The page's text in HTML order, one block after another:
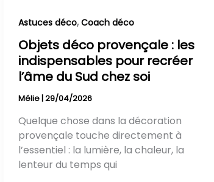
Astuces déco,Coach déco
Objets déco provençale : les
indispensables pour recréer
l’âme du Sud chez soi
Mélie 29/04/2026
Quelque chose dans la décoration
provençale touche directement à
l’essentiel : la lumière, la chaleur, la
lenteur du temps qui
provençale
les
indispensables
pour
recréer
du
Sud
chez
soi